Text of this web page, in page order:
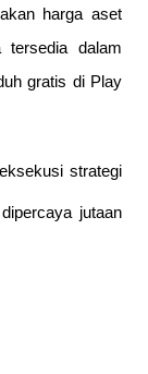
harga aset
tersedia dalam
gratis di Play
strategi
jutaan